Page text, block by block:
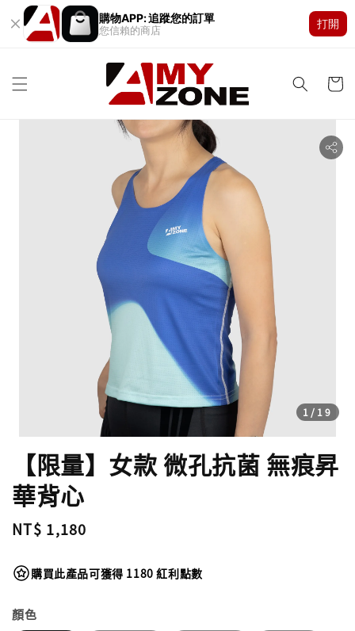
購物APP: 追蹤您的訂單
您信賴的商店
打開
1/19
【限量】女款 微孔抗菌 無痕昇
華背心
Regular
NT$ 1,180
購買此產品可獲得 1180 紅利點數
顏色